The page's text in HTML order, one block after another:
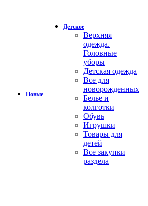
Новые
Детское
Верхняя
одежда.
Головные
уборы
Детская одежда
Все для
новорожденных
Белье и
колготки
Обувь
Игрушки
Товары для
детей
Все закупки
раздела